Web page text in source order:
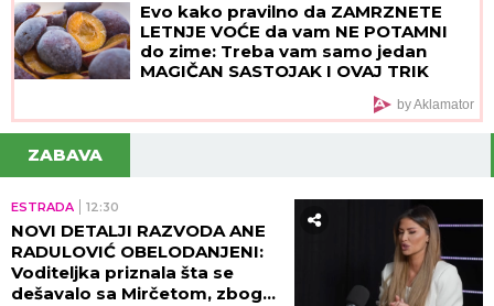
Evo kako pravilno da ZAMRZNETE
LETNJE VOĆE da vam NE POTAMNI
do zime: Treba vam samo jedan
MAGIČAN SASTOJAK I OVAJ TRIK
by Aklamator
ZABAVA
ESTRADA 12:30
NOVI DETALJI RAZVODA ANE
RADULOVIĆ OBELODANJENI:
Voditeljka priznala šta se
dešavalo sa Mirčetom, zbog